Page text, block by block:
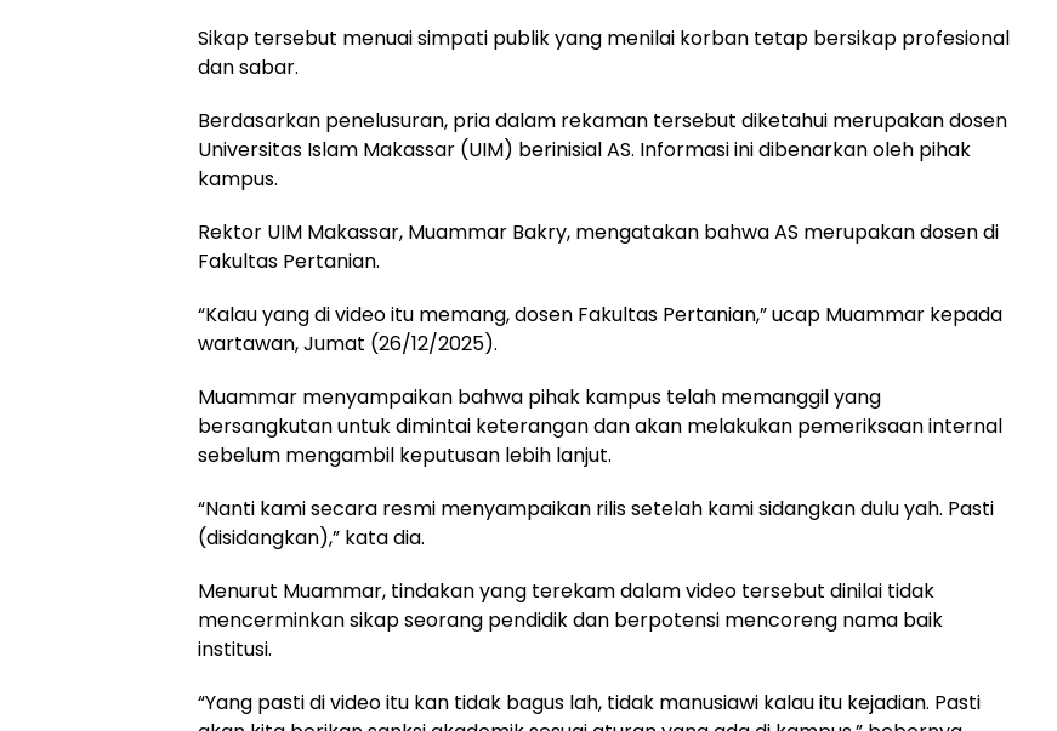
Sikap tersebut menuai simpati publik yang menilai korban tetap bersikap profesional
dan sabar.
Berdasarkan penelusuran, pria dalam rekaman tersebut diketahui merupakan dosen
Universitas Islam Makassar (UIM) berinisial AS. Informasi ini dibenarkan oleh pihak
kampus.
Rektor UIM Makassar, Muammar Bakry, mengatakan bahwa AS merupakan dosen di
Fakultas Pertanian.
“Kalau yang di video itu memang, dosen Fakultas Pertanian,” ucap Muammar kepada
wartawan, Jumat (26/12/2025).
Muammar menyampaikan bahwa pihak kampus telah memanggil yang
bersangkutan untuk dimintai keterangan dan akan melakukan pemeriksaan internal
sebelum mengambil keputusan lebih lanjut.
“Nanti kami secara resmi menyampaikan rilis setelah kami sidangkan dulu yah. Pasti
(disidangkan),” kata dia.
Menurut Muammar, tindakan yang terekam dalam video tersebut dinilai tidak
mencerminkan sikap seorang pendidik dan berpotensi mencoreng nama baik
institusi.
“Yang pasti di video itu kan tidak bagus lah, tidak manusiawi kalau itu kejadian. Pasti